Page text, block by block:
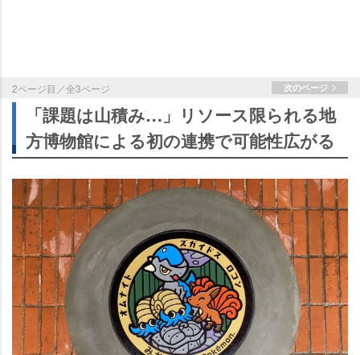
2ページ目／全3ページ 次のページ
「課題は山積み…」リソース限られる地
方博物館による初の連携で可能性広がる